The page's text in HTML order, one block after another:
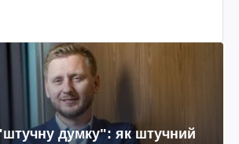
думку": як штучний